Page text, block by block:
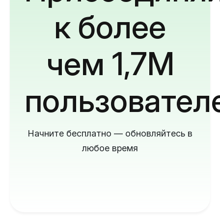
к более
чем 1,7M
Начните бесплатно — обновляйтесь в
любое время